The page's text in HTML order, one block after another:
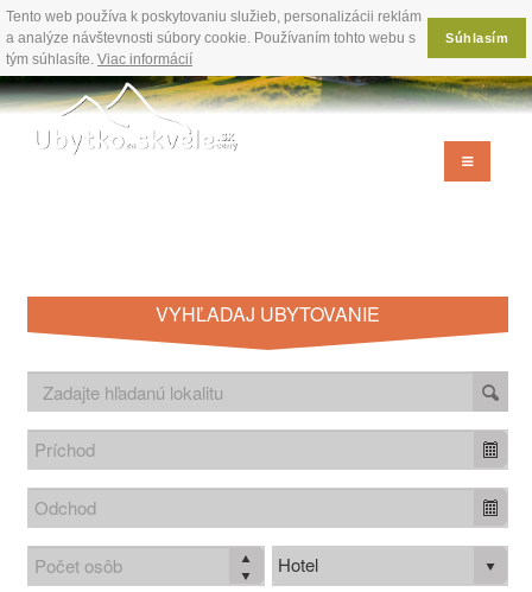
Tento web používa k poskytovaniu služieb, personalizácii reklám
a analýze návštevnosti súbory cookie. Používaním tohto webu s
tým súhlasíte. Viac informácií
Súhlasím
VYHĽADAJ UBYTOVANIE
Hotel